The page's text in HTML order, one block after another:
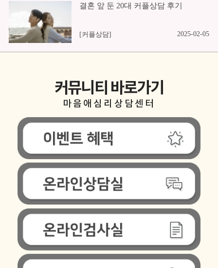
결혼 앞 둔 20대 커플상담 후기
[커플상담] 2025-02-05
커뮤니티 바로가기
마음애심리상담센터